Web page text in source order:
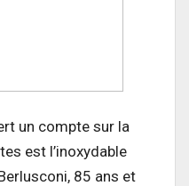
un compte sur la
est l’inoxydable
85 ans et